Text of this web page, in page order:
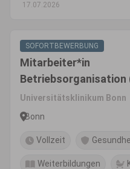
17.07.2026
SOFORTBEWERBUNG
Mitarbeiter*in
Betriebsorganisation
Universitätsklinikum Bonn
Bonn
Vollzeit
Weiterbildungen